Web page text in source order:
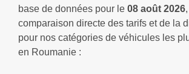
base de données pour le 08 août 2026
comparaison directe des tarifs et de la
pour nos catégories de véhicules les
en Roumanie :